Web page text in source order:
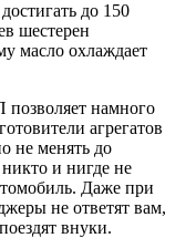
до 150
шестерен
масло охлаждает
намного
агрегатов
не менять до
и нигде не
Даже при
не ответят вам,
внуки.